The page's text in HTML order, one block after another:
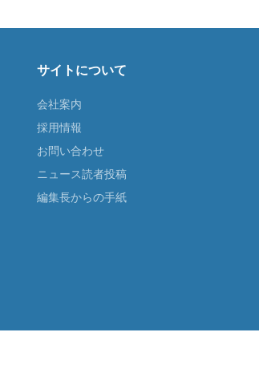
サイトについて
会社案内
採用情報
お問い合わせ
ニュース読者投稿
編集長からの手紙